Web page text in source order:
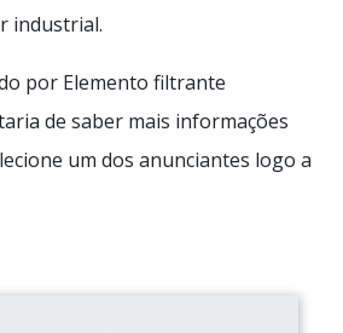
industrial.
por Elemento filtrante
de saber mais informações
um dos anunciantes logo a